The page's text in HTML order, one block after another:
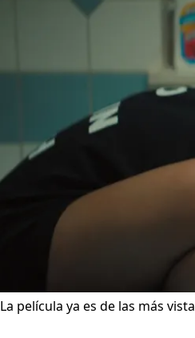
La película ya es de las más